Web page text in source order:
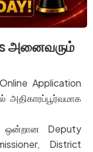
அனைவரும்
Online Application
அதிகாரப்பூர்வமாக
ஒன்றான Deputy
District